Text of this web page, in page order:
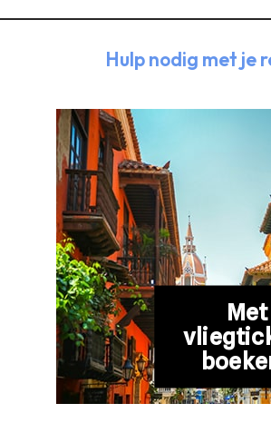
Hulp nodig met je
Met